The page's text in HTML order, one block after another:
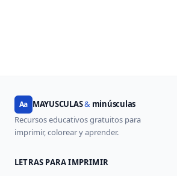
Aa MAYUSCULAS&minúsculas
Recursos educativos gratuitos para
imprimir, colorear y aprender.
LETRAS PARA IMPRIMIR